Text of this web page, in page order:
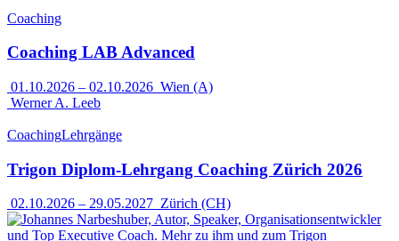
Coaching
Coaching LAB Advanced
01.10.2026 – 02.10.2026 Wien (A)
Werner A. Leeb
CoachingLehrgänge
Trigon Diplom-Lehrgang Coaching Zürich 2026
02.10.2026 – 29.05.2027 Zürich (CH)